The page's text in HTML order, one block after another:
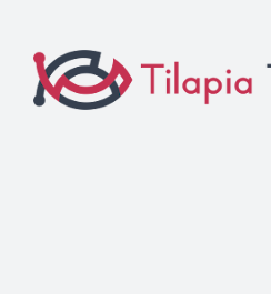
content